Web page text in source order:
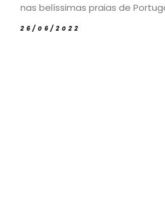
nas belíssimas praias de
26/06/2022